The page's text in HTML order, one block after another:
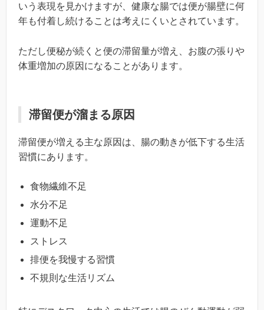
いう表現を見かけますが、健康な腸では便が腸壁に何
年も付着し続けることは考えにくいとされています。
ただし便秘が続くと便の滞留量が増え、お腹の張りや
体重増加の原因になることがあります。
滞留便が溜まる原因
滞留便が増える主な原因は、腸の動きが低下する生活
習慣にあります。
食物繊維不足
水分不足
運動不足
ストレス
排便を我慢する習慣
不規則な生活リズム